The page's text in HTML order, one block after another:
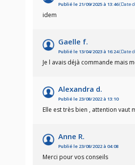
Publié le 21/09/2025 à 13:46(Date
idem
Gaelle f.
Publié le 13/04/2023 à 16:24(Date
Je l avais déjà commande mais
Alexandra d.
Publié le 23/08/2022 à 13:10
Elle est très bien , attention
Anne R.
Publié le 23/08/2022 à 04:08
Merci pour vos conseils